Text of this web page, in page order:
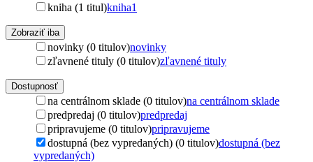
kniha (1 titul)kniha1
Zobraziť iba
novinky (0 titulov)novinky
zľavnené tituly (0 titulov)zľavnené tituly
Dostupnosť
na centrálnom sklade (0 titulov)na centrálnom sklade
predpredaj (0 titulov)predpredaj
pripravujeme (0 titulov)pripravujeme
dostupná (bez vypredaných) (0 titulov)dostupná (bez
vypredaných)